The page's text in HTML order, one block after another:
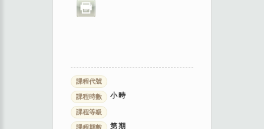
課程代號
課程時數 小時
課程等級
課程期數 第期